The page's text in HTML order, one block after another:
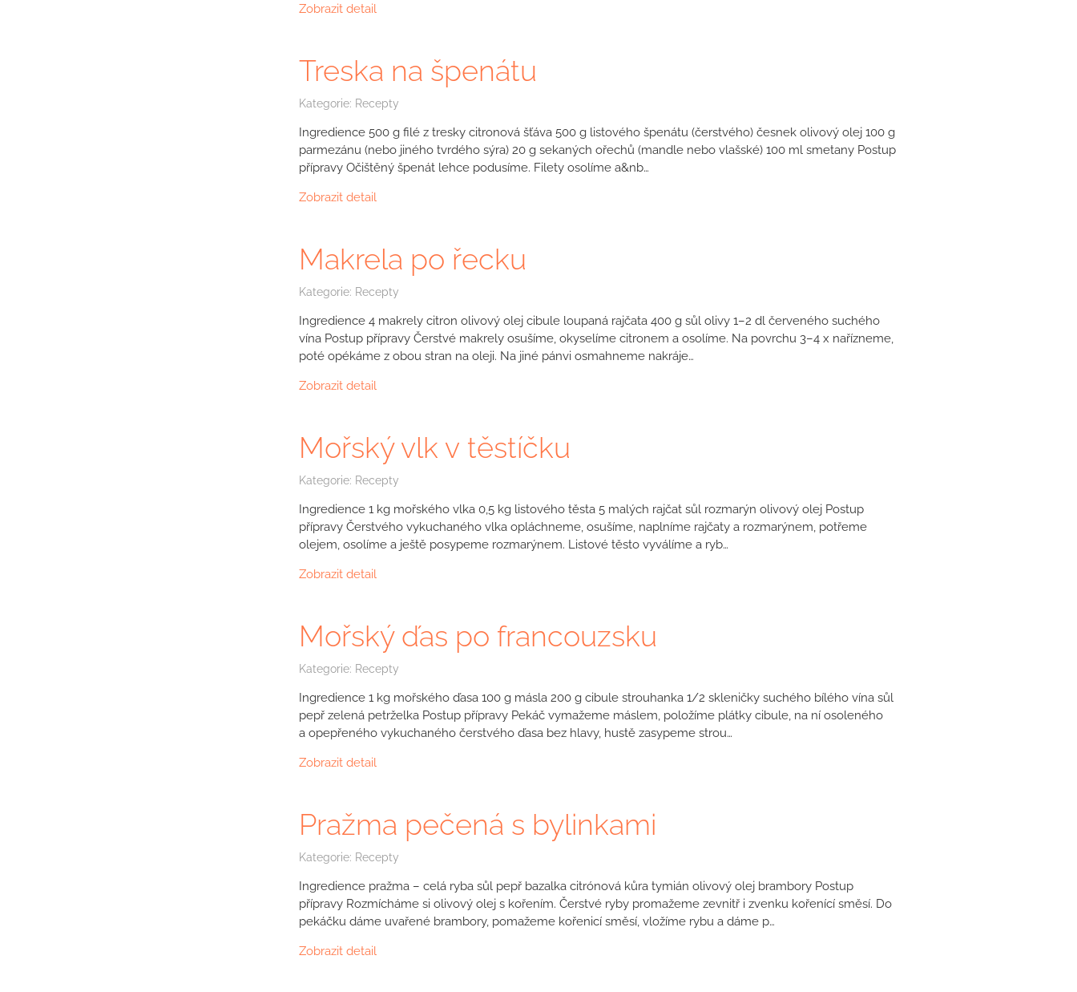
Zobrazit detail
Treska na špenátu
Kategorie: Recepty
Ingredience 500 g filé z tresky citronová šťáva 500 g listového špenátu (čerstvého) česnek olivový olej 100 g
parmezánu (nebo jiného tvrdého sýra) 20 g sekaných ořechů (mandle nebo vlašské) 100 ml smetany Postup
přípravy Očištěný špenát lehce podusíme. Filety osolíme a&nb…
Zobrazit detail
Makrela po řecku
Kategorie: Recepty
Ingredience 4 makrely citron olivový olej cibule loupaná rajčata 400 g sůl olivy 1–2 dl červeného suchého
vína Postup přípravy Čerstvé makrely osušíme, okyselíme citronem a osolíme. Na povrchu 3–4 x nařízneme,
poté opékáme z obou stran na oleji. Na jiné pánvi osmahneme nakráje…
Zobrazit detail
Mořský vlk v těstíčku
Kategorie: Recepty
Ingredience 1 kg mořského vlka 0,5 kg listového těsta 5 malých rajčat sůl rozmarýn olivový olej Postup
přípravy Čerstvého vykuchaného vlka opláchneme, osušíme, naplníme rajčaty a rozmarýnem, potřeme
olejem, osolíme a ještě posypeme rozmarýnem. Listové těsto vyválíme a ryb…
Zobrazit detail
Mořský ďas po francouzsku
Kategorie: Recepty
Ingredience 1 kg mořského ďasa 100 g másla 200 g cibule strouhanka 1/2 skleničky suchého bílého vína sůl
pepř zelená petrželka Postup přípravy Pekáč vymažeme máslem, položíme plátky cibule, na ní osoleného
a opepřeného vykuchaného čerstvého ďasa bez hlavy, hustě zasypeme strou…
Zobrazit detail
Pražma pečená s bylinkami
Kategorie: Recepty
Ingredience pražma – celá ryba sůl pepř bazalka citrónová kůra tymián olivový olej brambory Postup
přípravy Rozmícháme si olivový olej s kořením. Čerstvé ryby promažeme zevnitř i zvenku kořenící směsí. Do
pekáčku dáme uvařené brambory, pomažeme kořenicí směsí, vložíme rybu a dáme p…
Zobrazit detail